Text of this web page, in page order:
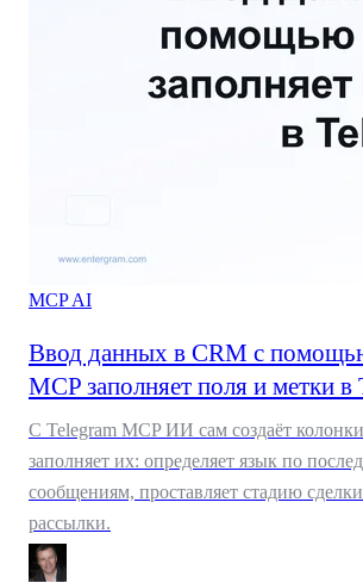
MCPAI
Ввод данных в CRM с
MCP заполняет поля и метки в
С Telegram MCP ИИ сам создаёт
заполняет их: определяет язык по
сообщениям, проставляет стадию
рассылки.